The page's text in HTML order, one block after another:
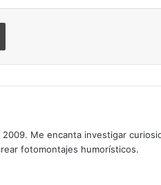
Imprimir
Me encanta investigar
fotomontajes humorísticos.